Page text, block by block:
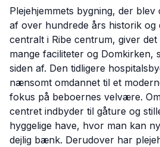
Plejehjemmets bygning, der
af over hundrede års historik og
centralt i Ribe centrum, giver
mange faciliteter og Domkirken,
siden af. Den tidligere
nænsomt omdannet til et
fokus på beboernes velvære.
centret indbyder til gåture og
hyggelige have, hvor man kan
dejlig bænk. Derudover har